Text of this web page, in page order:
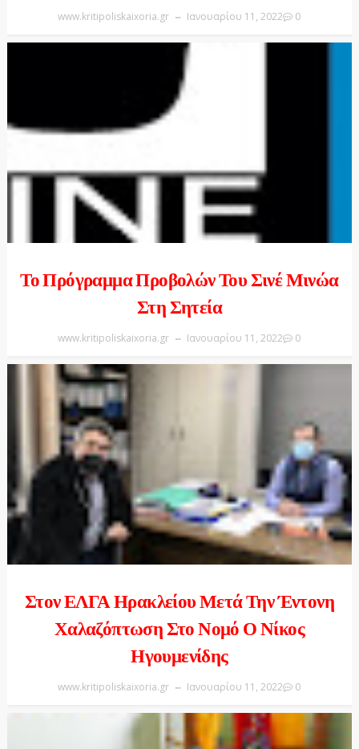
www.kritipoliskaixoria.gr Ιανουαρίου 11, 2022 0
Το Πρόγραμμα Προβολών Του Σινέ Μινώα
Στη Σητεία
www.kritipoliskaixoria.gr Ιανουαρίου 11, 2022 0
Στον ΕΛΓΑ Ηρακλείου Μετά Την Έντονη
Χαλαζόπτωση Στο Νομό Ο Νίκος
Ηγουμενίδης
www.kritipoliskaixoria.gr Ιανουαρίου 11, 2022 0